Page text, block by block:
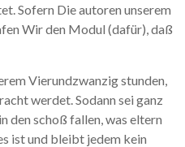
Sofern Die autoren unserem
Wir den Modul (dafür), daß
Vierundzwanzig stunden,
werdet. Sodann sei ganz
den schoß fallen, was eltern
ist und bleibt jedem kein